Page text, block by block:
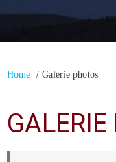
Home / Galerie photos